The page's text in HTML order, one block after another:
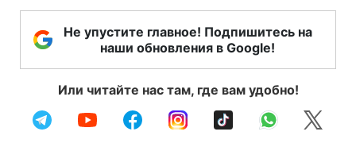
Не упустите главное! Подпишитесь на
наши обновления в Google!
Или читайте нас там, где вам удобно!